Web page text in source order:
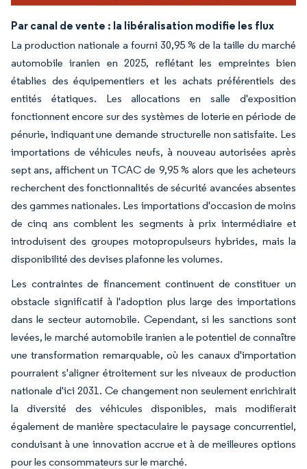
Par canal de vente : la libéralisation modifie les flux
La production nationale a fourni 30,95 % de la taille du marché
automobile iranien en 2025, reflétant les empreintes bien
établies des équipementiers et les achats préférentiels des
entités étatiques. Les allocations en salle d'exposition
fonctionnent encore sur des systèmes de loterie en période de
pénurie, indiquant une demande structurelle non satisfaite. Les
importations de véhicules neufs, à nouveau autorisées après
sept ans, affichent un TCAC de 9,95 % alors que les acheteurs
recherchent des fonctionnalités de sécurité avancées absentes
des gammes nationales. Les importations d'occasion de moins
de cinq ans comblent les segments à prix intermédiaire et
introduisent des groupes motopropulseurs hybrides, mais la
disponibilité des devises plafonne les volumes.
Les contraintes de financement continuent de constituer un
obstacle significatif à l'adoption plus large des importations
dans le secteur automobile. Cependant, si les sanctions sont
levées, le marché automobile iranien a le potentiel de connaître
une transformation remarquable, où les canaux d'importation
pourraient s'aligner étroitement sur les niveaux de production
nationale d'ici 2031. Ce changement non seulement enrichirait
la diversité des véhicules disponibles, mais modifierait
également de manière spectaculaire le paysage concurrentiel,
conduisant à une innovation accrue et à de meilleures options
pour les consommateurs sur le marché.